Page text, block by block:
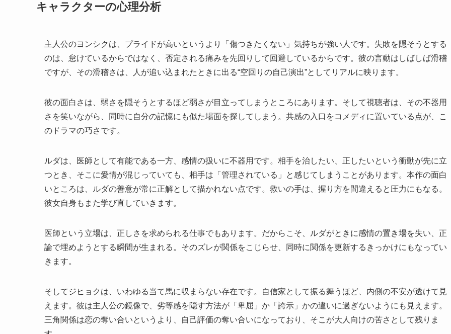
キャラクターの心理分析
主人公のヨンシクは、プライドが高いというより「傷つきたくない」気持ちが強い人です。失敗を隠そうとする
のは、怠けているからではなく、否定される痛みを先回りして回避しているからです。彼の言動はしばしば滑稽
ですが、その滑稽さは、人が追い込まれたときに出る“空回りの自己演出”としてリアルに映ります。
彼の面白さは、弱さを隠そうとするほど弱さが目立ってしまうところにあります。そして視聴者は、その不器用
さを笑いながら、同時に自分の記憶にも似た場面を探してしまう。共感の入口をコメディに置いている点が、こ
のドラマの巧さです。
ルダは、医師として有能である一方、感情の扱いに不器用です。相手を治したい、正したいという衝動が先に立
つとき、そこに愛情が混じっていても、相手は「管理されている」と感じてしまうことがあります。本作の面白
いところは、ルダの善意が常に正解として描かれない点です。救いの手は、握り方を間違えると圧力にもなる。
彼女自身もまた学び直していきます。
医師という立場は、正しさを求められる仕事でもあります。だからこそ、ルダがときに感情の置き場を失い、正
論で埋めようとする瞬間が生まれる。そのズレが関係をこじらせ、同時に関係を更新するきっかけにもなってい
きます。
そしてジヒョクは、いわゆる当て馬に収まらない存在です。自信家として振る舞うほど、内側の不安が透けて見
えます。彼は主人公の鏡像で、劣等感を隠す方法が「卑屈」か「誇示」かの違いに過ぎないようにも見えます。
三角関係は恋の奪い合いというより、自己評価の奪い合いになっており、そこが大人向けの苦さとして残りま